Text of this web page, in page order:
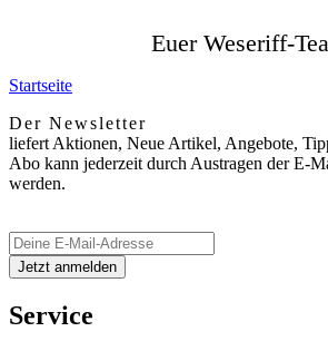
Euer Weseriff-
Startseite
Der Newsletter
liefert Aktionen, Neue Artikel, Angebote,
Abo kann jederzeit durch Austragen der E-
werden.
Service